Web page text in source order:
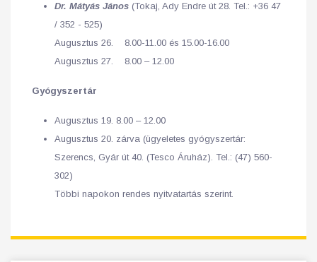
Dr. Mátyás János (Tokaj, Ady Endre út 28. Tel.: +36 47
/ 352 - 525)
Augusztus 26. 8.00-11.00 és 15.00-16.00
Augusztus 27. 8.00 – 12.00
Gyógyszertár
Augusztus 19. 8.00 – 12.00
Augusztus 20. zárva (ügyeletes gyógyszertár:
Szerencs, Gyár út 40. (Tesco Áruház). Tel.: (47) 560-
302)
Többi napokon rendes nyitvatartás szerint.